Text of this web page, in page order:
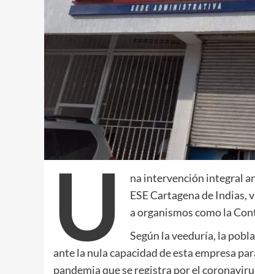
U
na intervención integral
ESE Cartagena de Indias,
a organismos como la
Según la veeduría, la
ante la nula capacidad de esta empresa
pandemia que se registra por el